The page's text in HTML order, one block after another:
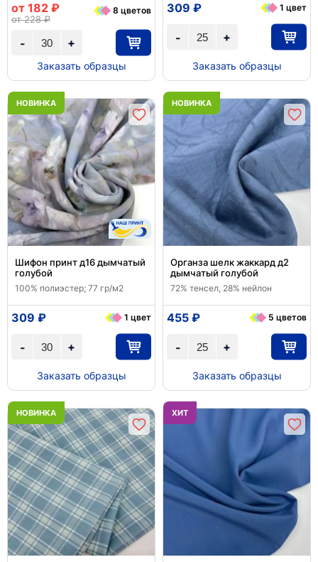
+
-
от 182 ₽
от 228 ₽
8 цветов
Заказать образцы
+
-
309 ₽ 1 цвет
Заказать образцы
НОВИНКА
Шифон принт д16 дымчатый
голубой
100% полиэстер; 77 гр/м2
+
-
309 ₽ 1 цвет
Заказать образцы
НОВИНКА
Органза шелк жаккард д2
дымчатый голубой
72% тенсел, 28% нейлон
+
-
455 ₽ 5 цветов
Заказать образцы
НОВИНКА ХИТ